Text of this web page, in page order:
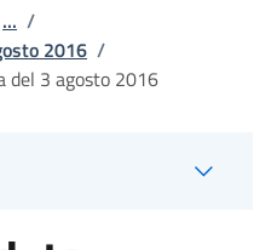
... /
2016 /
del 3 agosto 2016